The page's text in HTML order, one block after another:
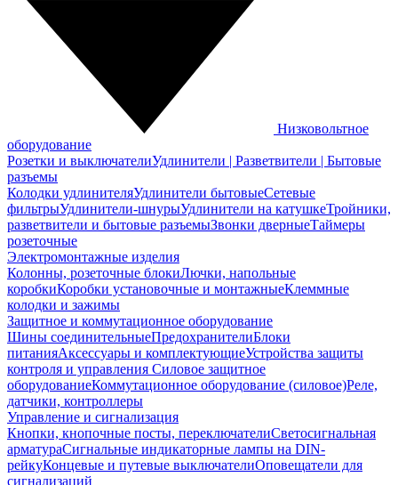
Низковольтное
оборудование
Розетки и выключателиУдлинители | Разветвители | Бытовые
разъемы
Колодки удлинителяУдлинители бытовыеСетевые
фильтрыУдлинители-шнурыУдлинители на катушкеТройники,
разветвители и бытовые разъемыЗвонки дверныеТаймеры
розеточные
Электромонтажные изделия
Колонны, розеточные блокиЛючки, напольные
коробкиКоробки установочные и монтажныеКлеммные
колодки и зажимы
Защитное и коммутационное оборудование
Шины соединительныеПредохранителиБлоки
питанияАксессуары и комплектующиеУстройства защиты
контроля и управления Силовое защитное
оборудованиеКоммутационное оборудование (силовое)Реле,
датчики, контроллеры
Управление и сигнализация
Кнопки, кнопочные посты, переключателиСветосигнальная
арматураСигнальные индикаторные лампы на DIN-
рейкуКонцевые и путевые выключателиОповещатели для
сигнализаций